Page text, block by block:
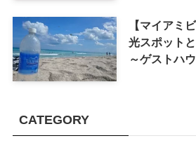
【マイアミ
光スポット
～ゲストハ
CATEGORY